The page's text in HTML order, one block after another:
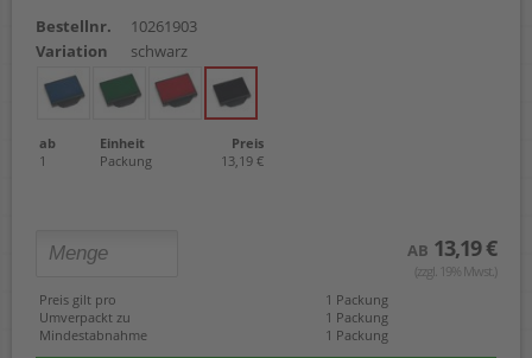
Bestellnr.
10261903
Variation
schwarz
ab Einheit
Preis
1
Packung 13,19 €
AB 13,19 €
(zzgl. 19% Mwst.)
Preis gilt pro
1 Packung
Umverpackt zu
1 Packung
Mindestabnahme
1 Packung